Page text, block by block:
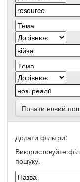
Почати новий
Додати фільтри:
Використовуйте
пошуку.